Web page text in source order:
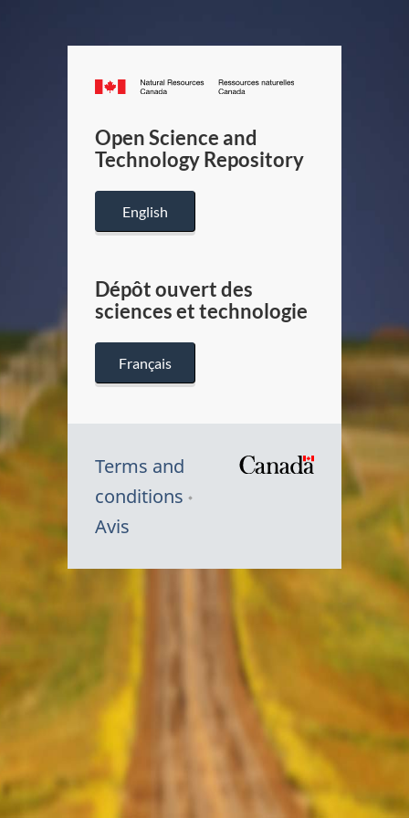
Canada.ca
/
Canada
Open Science and
Technology Repository
English
Dépôt ouvert des
sciences et technologie
Français
Terms and
conditions
Avis
Symbole
Canada